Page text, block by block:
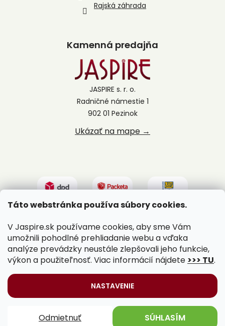
Táto webstránka používa súbory cookies.
V Jaspire.sk používame cookies, aby sme Vám
umožnili pohodlné prehliadanie webu a vďaka
analýze prevádzky neustále zlepšovali jeho funkcie,
výkon a použiteľnosť. Viac informácií nájdete >>> TU.
NASTAVENIE
Odmietnuť SÚHLASÍM
Rajská záhrada
Kamenná predajňa
JASPIRE s. r. o.
Radničné námestie 1
902 01 Pezinok
Ukázať na mape →
Jaspire.sk. Všetky práva vyhradené.
Upraviť nastavenie cookies